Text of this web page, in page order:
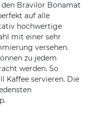
Bravilor Bonamat
auf alle
hochwertige
mit einer sehr
versehen.
zu jedem
werden. So
Kaffee servieren. Die